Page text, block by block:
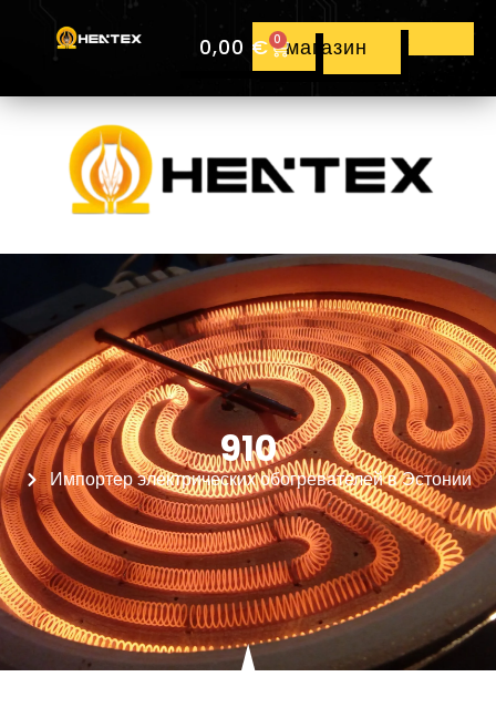
0,00 € 0 магазин
910
Импортер электрических обогревателей в Эстонии